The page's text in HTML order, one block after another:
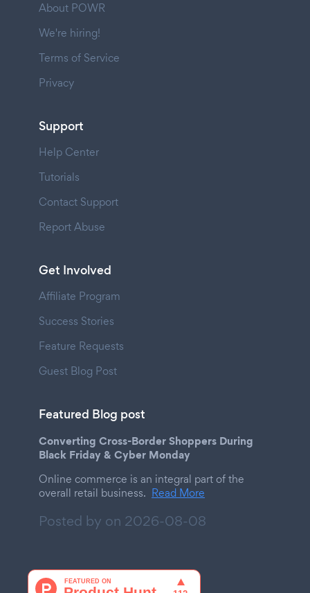
About POWR
We're hiring!
Terms of Service
Privacy
Support
Help Center
Tutorials
Contact Support
Report Abuse
Get Involved
Affiliate Program
Success Stories
Feature Requests
Guest Blog Post
Featured Blog post
Converting Cross-Border Shoppers During
Black Friday & Cyber Monday
Online commerce is an integral part of the
overall retail business. Read More
Posted by on 2026-08-08